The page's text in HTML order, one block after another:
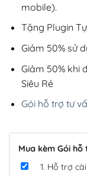
mobile).
Tặng Plugin
Giảm 50% sử
Giảm 50% khi
Siêu Rẻ
Gói hỗ trợ tư
Mua kèm Gói hỗ
1. Hỗ trợ